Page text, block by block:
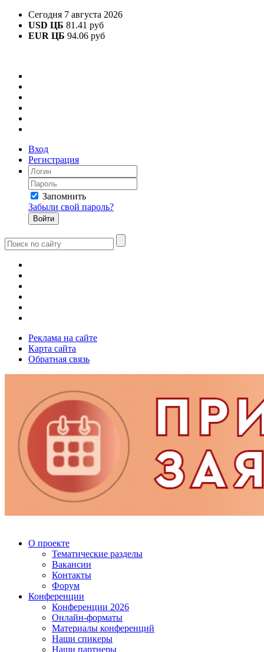
Сегодня 7 августа 2026
USD ЦБ 81.41 руб
EUR ЦБ 94.06 руб
Вход
Регистрация
Запомнить
Забыли свой пароль?
Реклама на сайте
Карта сайта
Обратная связь
О проекте
Тематические разделы
Вакансии
Контакты
Форум
Конференции
Конференции 2026
Онлайн-форматы
Материалы конференций
Наши спикеры
Наши партнеры